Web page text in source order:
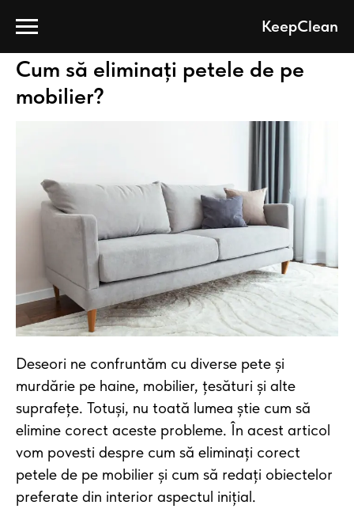
Blog compania de curatenia Keep Clean
Cum să eliminați petele de pe
mobilier?
Deseori ne confruntăm cu diverse pete și
murdărie pe haine, mobilier, țesături și alte
suprafețe. Totuși, nu toată lumea știe cum să
elimine corect aceste probleme. În acest articol
vom povesti despre cum să eliminați corect
petele de pe mobilier și cum să redați obiectelor
preferate din interior aspectul inițial.
KeepClean